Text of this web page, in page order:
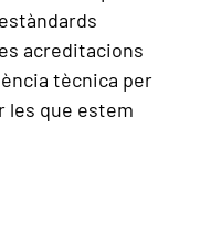
acreditacions
tècnica per
les que estem